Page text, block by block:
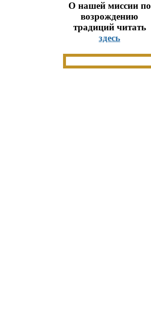
О нашей миссии по
возрождению
традиций читать
здесь